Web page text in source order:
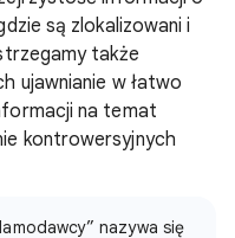
są zlokalizowani i
także
ujawnianie w łatwo
na temat
kontrowersyjnych
nazywa się